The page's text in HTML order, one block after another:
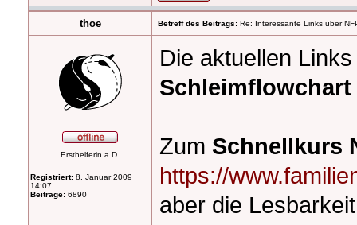
thoe Betreff des Beitrags: Re: Interessante Links über
Ersthelferin a.D.
Registriert: 8. Januar 2009
14:07
Beiträge: 6890
Die aktuellen
Schleimflowchart
Zum Schnellkurs
https://
aber die